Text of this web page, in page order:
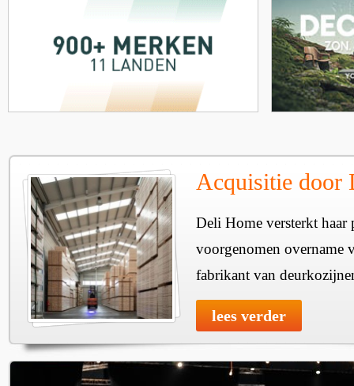
Acquisitie door
Deli Home versterkt haar
voorgenomen overname
fabrikant van
lees verder